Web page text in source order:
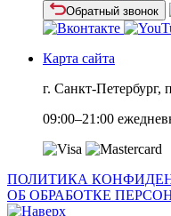
Обратный звонок
Карта сайта
г. Санкт-
09:00–21:00
ПОЛИТИКА
ОБ ОБРАБОТКЕ